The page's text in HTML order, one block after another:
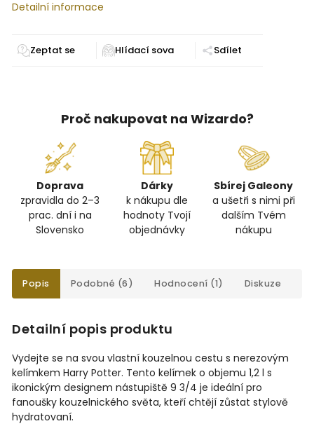
Detailní informace
Zeptat se Sdílet
Proč nakupovat na Wizardo?
Doprava
zpravidla do 2–3
prac. dní i na
Slovensko
Dárky
k nákupu dle
hodnoty Tvojí
objednávky
Sbírej Galeony
a ušetři s nimi při
dalším Tvém
nákupu
Popis Podobné (6) Hodnocení (1) Diskuze
Detailní popis produktu
Vydejte se na svou vlastní kouzelnou cestu s nerezovým
kelímkem Harry Potter. Tento kelímek o objemu 1,2 l s
ikonickým designem nástupiště 9 3/4 je ideální pro
fanoušky kouzelnického světa, kteří chtějí zůstat stylově
hydratovaní.